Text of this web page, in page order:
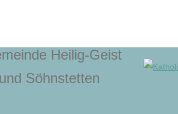
Heilig-Geist
Söhnstetten